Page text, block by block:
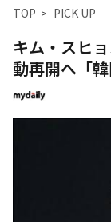
TOP PICK UP
キム・スヒ
動再開へ「